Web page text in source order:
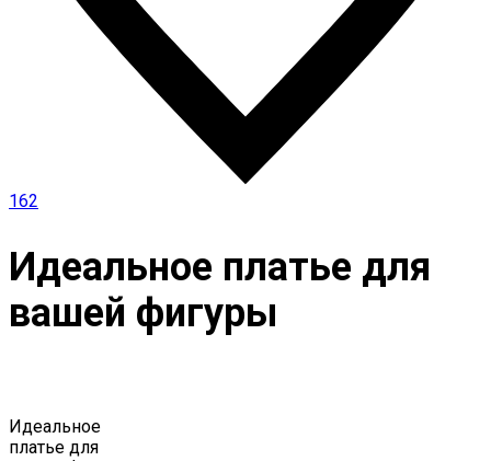
162
Идеальное платье для
вашей фигуры
Идеальное
платье для